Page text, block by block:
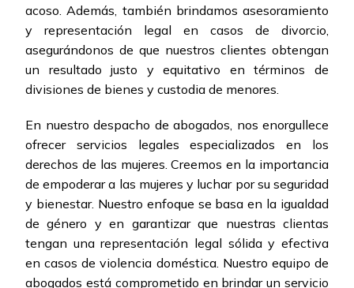
acoso. Además, también brindamos asesoramiento
y representación legal en casos de divorcio,
asegurándonos de que nuestros clientes obtengan
un resultado justo y equitativo en términos de
divisiones de bienes y custodia de menores.
En nuestro despacho de abogados, nos enorgullece
ofrecer servicios legales especializados en los
derechos de las mujeres. Creemos en la importancia
de empoderar a las mujeres y luchar por su seguridad
y bienestar. Nuestro enfoque se basa en la igualdad
de género y en garantizar que nuestras clientas
tengan una representación legal sólida y efectiva
en casos de violencia doméstica. Nuestro equipo de
abogados está comprometido en brindar un servicio